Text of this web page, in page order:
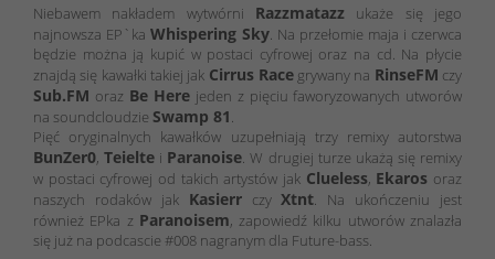
Niebawem nakładem wytwórni Razzmatazz ukaże się jego
najnowsza EP`ka Whispering Sky. Na przełomie maja i czerwca
będzie można ją kupić w postaci cyfrowej oraz na cd. Na płycie
znajdą się kawałki takiej jak Cirrus Racegrywany na RinseFM czy
Sub.FM oraz Be Here jeden z pięciu faworyzowanych utworów
na soundcloudzie Swamp 81.
Pięć oryginalnych kawałków uzupełniają trzy remixy autorstwa
BunZer0,Teielte i Paranoise. W drugiej turze ukażą się remixy
w postaci cyfrowej od takich artystów jak Clueless, Ekaros oraz
naszych rodaków jak KasierrczyXtnt. Na ukończeniu jest
również EPka z Paranoisem, zapowiedź kilku utworów znalazła
się już na podcascie #008 nagranym dla Future-bass.